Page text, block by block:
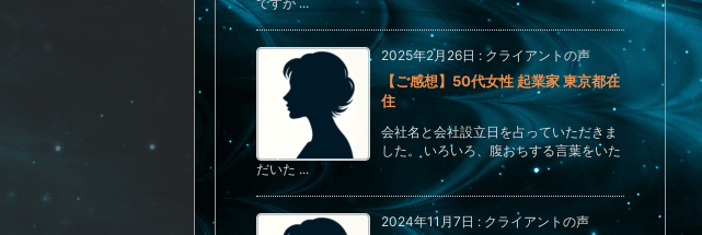
2025年2月26日 : クライアントの声
【ご感想】50代女性 起業家 東京都在
住
会社名と会社設立日を占っていただきま
した。 いろいろ、腹おちする言葉をいた
だいた ...
2024年11月7日 : クライアントの声